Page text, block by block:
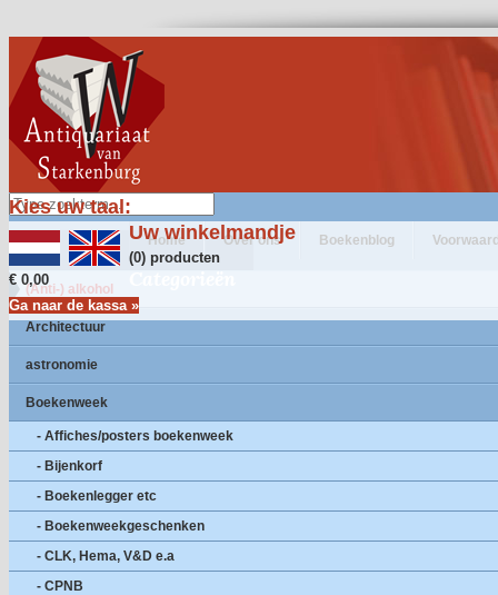
Kies uw taal:
Uw winkelmandje
(0) producten
€ 0,00
Ga naar de kassa »
Home Over ons Boekenblog
Categorieën
(Anti-) alkohol
Architectuur
astronomie
Boekenweek
- Affiches/posters boekenweek
- Bijenkorf
- Boekenlegger etc
- Boekenweekgeschenken
- CLK, Hema, V&D e.a
- CPNB